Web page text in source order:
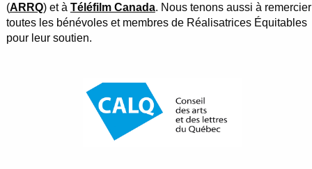
(ARRQ) et à Téléfilm Canada. Nous tenons aussi à remercier
toutes les bénévoles et membres de Réalisatrices Équitables
pour leur soutien.